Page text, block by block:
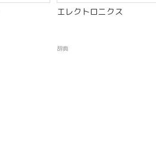
エレクトロニクス
辞典